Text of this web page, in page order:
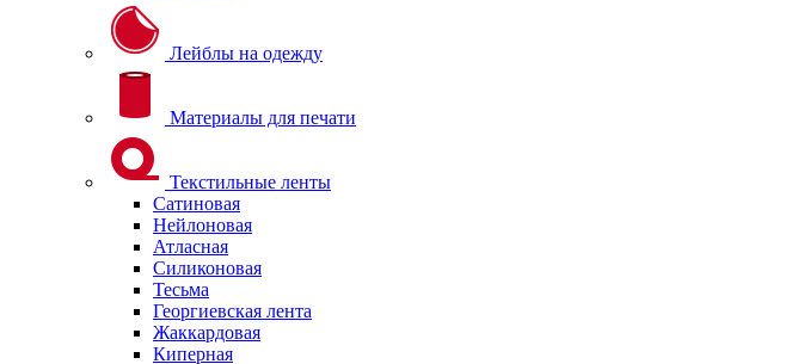
Лейблы на одежду
Материалы для печати
Текстильные ленты
Сатиновая
Нейлоновая
Атласная
Силиконовая
Тесьма
Георгиевская лента
Жаккардовая
Киперная